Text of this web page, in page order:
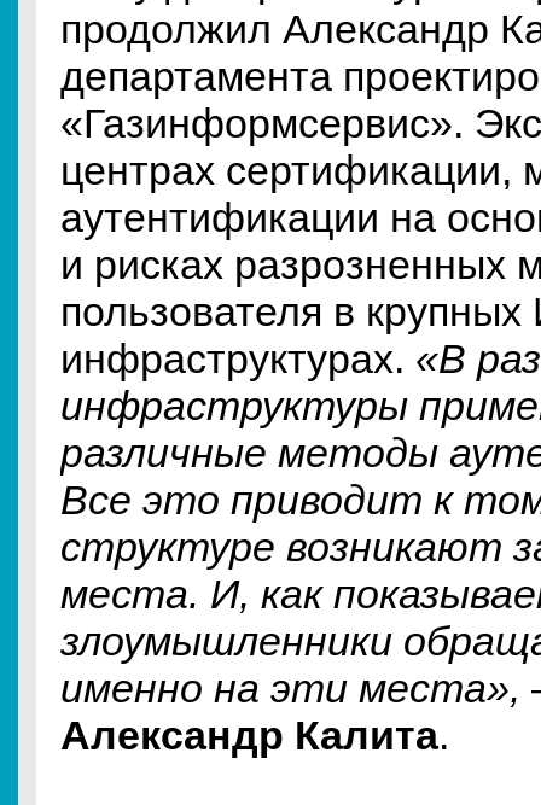
продолжил Александр
департамента
«Газинформсервис».
центрах сертификации,
аутентификации на
и рисках разрозненных
пользователя в крупных
инфраструктурах. «В
инфраструктуры
различные методы
Все это приводит к
структуре возникают
места. И, как
злоумышленники
именно на эти места»,
Александр Калита.